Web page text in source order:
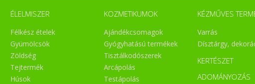
ÉLELMISZER
Félkész ételek
Gyümölcsök
Zöldség
Tejtermék
Húsok
KOZMETIKUMOK
Ajándékcsomagok
Gyógyhatású termékek
Tisztálkodószerek
Arcápolás
Testápolás
KÉZMŰVES
Varrás
Dísztárgy,
KERTÉSZET
ADOMÁNYOZÁS